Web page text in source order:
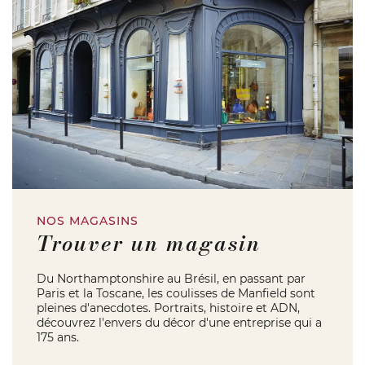
NOS MAGASINS
Trouver un magasin
Du Northamptonshire au Brésil, en passant par
Paris et la Toscane, les coulisses de Manfield sont
pleines d'anecdotes. Portraits, histoire et ADN,
découvrez l'envers du décor d'une entreprise qui a
175 ans.